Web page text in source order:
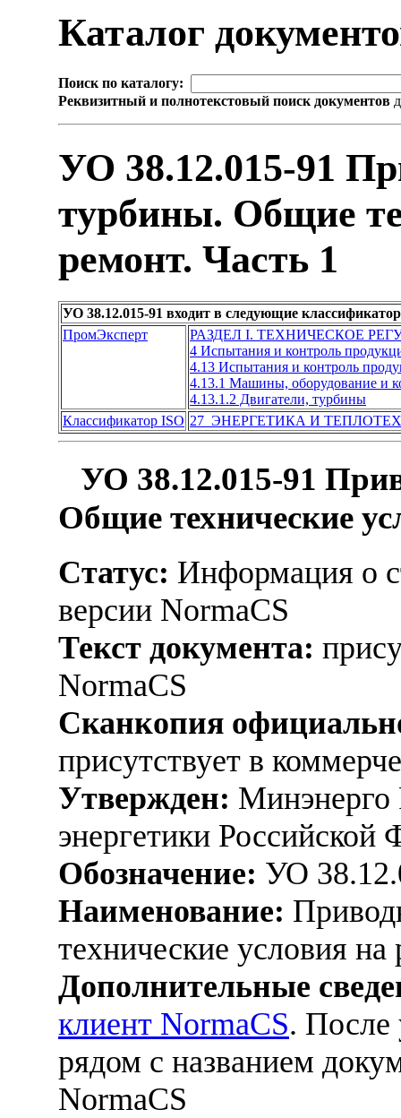
Каталог
Поиск по каталогу:
Реквизитный и полнотекстовый поиск документов
УО 38.12.015-91
турбины. Общие
ремонт. Часть 1
УО 38.12.015-91 входит в следующие
ПромЭксперт
РАЗДЕЛ I. ТЕХНИЧЕСКОЕ
4 Испытания и контроль
4.13 Испытания и контроль
4.13.1 Машины, оборудование и
4.13.1.2 Двигатели, турбины
Классификатор ISO 27 ЭНЕРГЕТИКА И
УО 38.12.015-91
Общие технические
Статус: Информация о
версии NormaCS
Текст документа:
NormaCS
Сканкопия
присутствует в
Утвержден: Минэнерго
энергетики Российской
Обозначение: УО
Наименование:
технические условия на
Дополнительные
клиент NormaCS. После
рядом с названием
NormaCS